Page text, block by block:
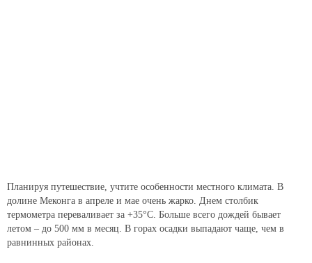
Планируя путешествие, учтите особенности местного климата. В
долине Меконга в апреле и мае очень жарко. Днем столбик
термометра переваливает за +35°С. Больше всего дождей бывает
летом – до 500 мм в месяц. В горах осадки выпадают чаще, чем в
равнинных районах.